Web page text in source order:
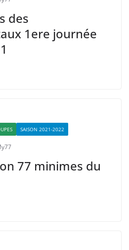
des
1ere journée
SAISON 2021-2022
77 minimes du